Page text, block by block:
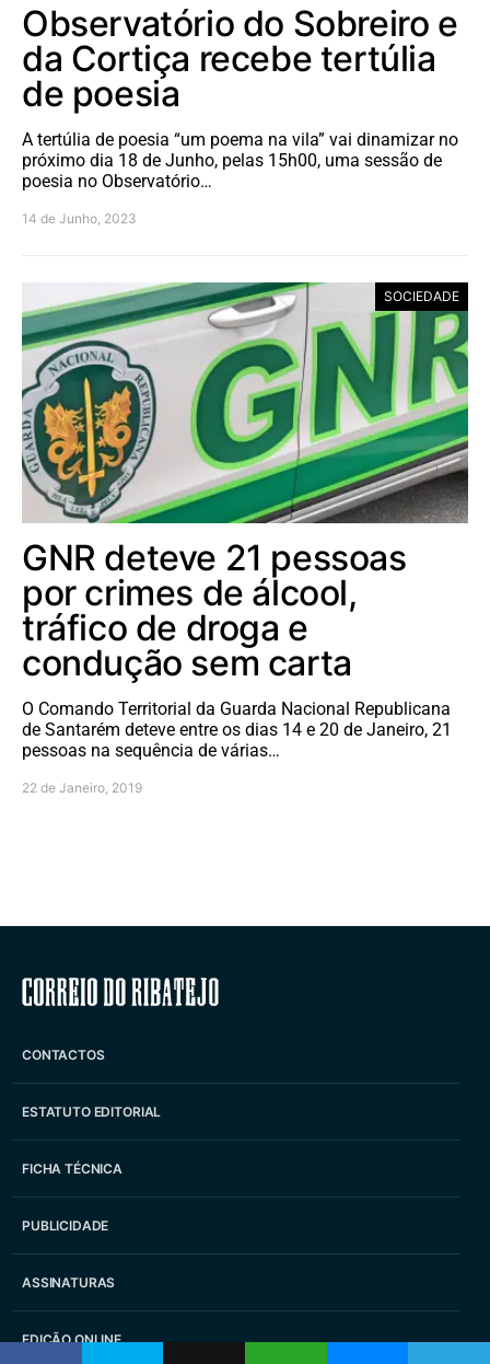
Observatório do Sobreiro e
da Cortiça recebe tertúlia
de poesia
A tertúlia de poesia “um poema na vila” vai dinamizar no
próximo dia 18 de Junho, pelas 15h00, uma sessão de
poesia no Observatório…
14 de Junho, 2023
SOCIEDADE
GNR deteve 21 pessoas
por crimes de álcool,
tráfico de droga e
condução sem carta
O Comando Territorial da Guarda Nacional Republicana
de Santarém deteve entre os dias 14 e 20 de Janeiro, 21
pessoas na sequência de várias…
22 de Janeiro, 2019
Correio do Ribatejo
CONTACTOS
ESTATUTO EDITORIAL
FICHA TÉCNICA
PUBLICIDADE
ASSINATURAS
EDIÇÃO ONLINE